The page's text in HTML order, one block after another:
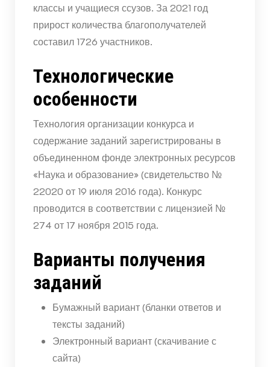
классы и учащиеся ссузов. За 2021 год
прирост количества благополучателей
составил 1726 участников.
Технологические
особенности
Технология организации конкурса и
содержание заданий зарегистрированы в
объединенном фонде электронных ресурсов
«Наука и образование» (свидетельство №
22020 от 19 июля 2016 года). Конкурс
проводится в соответствии с лицензией №
274 от 17 ноября 2015 года.
Варианты получения
заданий
Бумажный вариант (бланки ответов и
тексты заданий)
Электронный вариант (скачивание с
сайта)